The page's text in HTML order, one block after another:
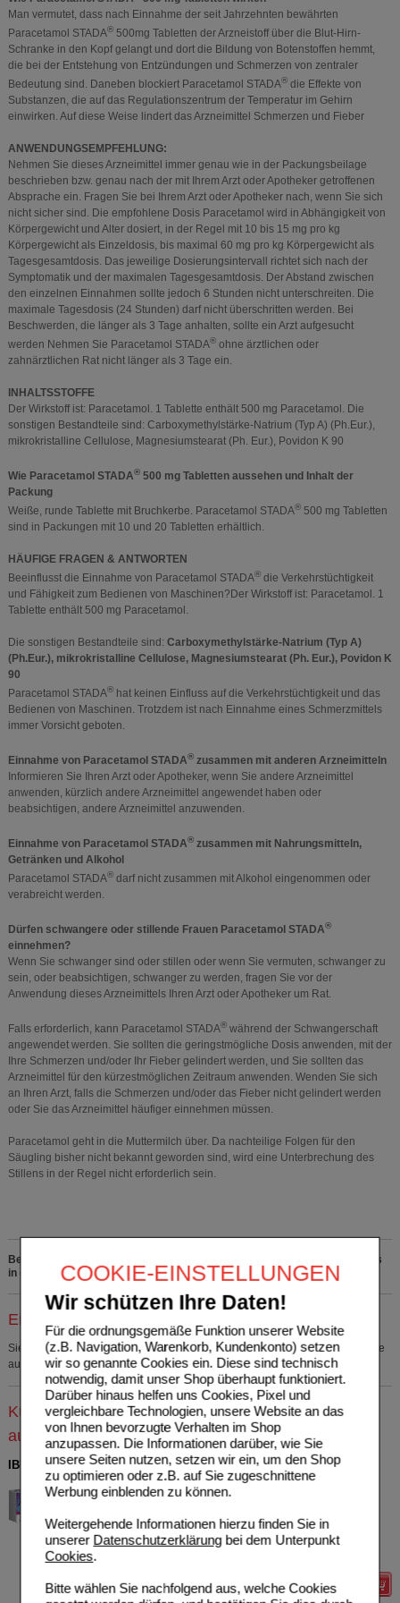
COOKIE-EINSTELLUNGEN
Wir schützen Ihre Daten!
Für die ordnungsgemäße Funktion unserer Website
(z.B. Navigation, Warenkorb, Kundenkonto) setzen
wir so genannte Cookies ein. Diese sind technisch
notwendig, damit unser Shop überhaupt funktioniert.
Darüber hinaus helfen uns Cookies, Pixel und
vergleichbare Technologien, unsere Website an das
von Ihnen bevorzugte Verhalten im Shop
anzupassen. Die Informationen darüber, wie Sie
unsere Seiten nutzen, setzen wir ein, um den Shop
zu optimieren oder z.B. auf Sie zugeschnittene
Werbung einblenden zu können.
Weitergehende Informationen hierzu finden Sie in
unserer Datenschutzerklärungbei dem Unterpunkt
Cookies.
Bitte wählen Sie nachfolgend aus, welche Cookies
Man vermutet, dass nach Einnahme der seit Jahrzehnten bewährten
Paracetamol STADA®500mg Tabletten der Arzneistoff über die Blut-Hirn-
Schranke in den Kopf gelangt und dort die Bildung von Botenstoffen hemmt,
die bei der Entstehung von Entzündungen und Schmerzen von zentraler
Bedeutung sind. Daneben blockiert Paracetamol STADA®die Effekte von
Substanzen, die auf das Regulationszentrum der Temperatur im Gehirn
einwirken. Auf diese Weise lindert das Arzneimittel Schmerzen und Fieber
ANWENDUNGSEMPFEHLUNG:
Nehmen Sie dieses Arzneimittel immer genau wie in der Packungsbeilage
beschrieben bzw. genau nach der mit Ihrem Arzt oder Apotheker getroffenen
Absprache ein. Fragen Sie bei Ihrem Arzt oder Apotheker nach, wenn Sie sich
nicht sicher sind. Die empfohlene Dosis Paracetamol wird in Abhängigkeit von
Körpergewicht und Alter dosiert, in der Regel mit 10 bis 15 mg pro kg
Körpergewicht als Einzeldosis, bis maximal 60 mg pro kg Körpergewicht als
Tagesgesamtdosis. Das jeweilige Dosierungsintervall richtet sich nach der
Symptomatik und der maximalen Tagesgesamtdosis. Der Abstand zwischen
den einzelnen Einnahmen sollte jedoch 6 Stunden nicht unterschreiten. Die
maximale Tagesdosis (24 Stunden) darf nicht überschritten werden. Bei
Beschwerden, die länger als 3 Tage anhalten, sollte ein Arzt aufgesucht
werden Nehmen Sie Paracetamol STADA®ohne ärztlichen oder
zahnärztlichen Rat nicht länger als 3 Tage ein.
INHALTSSTOFFE
Der Wirkstoff ist: Paracetamol. 1 Tablette enthält 500 mg Paracetamol. Die
sonstigen Bestandteile sind: Carboxymethylstärke-Natrium (Typ A) (Ph.Eur.),
mikrokristalline Cellulose, Magnesiumstearat (Ph. Eur.), Povidon K 90
Wie Paracetamol STADA®500 mg Tabletten aussehen und Inhalt der
Packung
Weiße, runde Tablette mit Bruchkerbe. Paracetamol STADA®500 mg Tabletten
sind in Packungen mit 10 und 20 Tabletten erhältlich.
HÄUFIGE FRAGEN & ANTWORTEN
Beeinflusst die Einnahme von Paracetamol STADA®die Verkehrstüchtigkeit
und Fähigkeit zum Bedienen von Maschinen?Der Wirkstoff ist: Paracetamol. 1
Tablette enthält 500 mg Paracetamol.
Die sonstigen Bestandteile sind: Carboxymethylstärke-Natrium (Typ A)
(Ph.Eur.), mikrokristalline Cellulose, Magnesiumstearat (Ph. Eur.), Povidon K
90
Paracetamol STADA®hat keinen Einfluss auf die Verkehrstüchtigkeit und das
Bedienen von Maschinen. Trotzdem ist nach Einnahme eines Schmerzmittels
immer Vorsicht geboten.
Einnahme von Paracetamol STADA®zusammen mit anderen Arzneimitteln
Informieren Sie Ihren Arzt oder Apotheker, wenn Sie andere Arzneimittel
anwenden, kürzlich andere Arzneimittel angewendet haben oder
beabsichtigen, andere Arzneimittel anzuwenden.
Einnahme von Paracetamol STADA®zusammen mit Nahrungsmitteln,
Getränken und Alkohol
Paracetamol STADA®darf nicht zusammen mit Alkohol eingenommen oder
verabreicht werden.
Dürfen schwangere oder stillende Frauen Paracetamol STADA®
einnehmen?
Wenn Sie schwanger sind oder stillen oder wenn Sie vermuten, schwanger zu
sein, oder beabsichtigen, schwanger zu werden, fragen Sie vor der
Anwendung dieses Arzneimittels Ihren Arzt oder Apotheker um Rat.
Falls erforderlich, kann Paracetamol STADA®während der Schwangerschaft
angewendet werden. Sie sollten die geringstmögliche Dosis anwenden, mit der
Ihre Schmerzen und/oder Ihr Fieber gelindert werden, und Sie sollten das
Arzneimittel für den kürzestmöglichen Zeitraum anwenden. Wenden Sie sich
an Ihren Arzt, falls die Schmerzen und/oder das Fieber nicht gelindert werden
oder Sie das Arzneimittel häufiger einnehmen müssen.
Paracetamol geht in die Muttermilch über. Da nachteilige Folgen für den
Säugling bisher nicht bekannt geworden sind, wird eine Unterbrechung des
Stillens in der Regel nicht erforderlich sein.
Bei Schmerzen oder Fieber ohne ärztlichen Rat nicht länger anwenden als
in der Packungsbeilage vorgegeben!
Einkaufsliste auswählen
Sie müssen sich anmelden um den ausgewählten Artikel in eine Einkaufsliste
aufzunehmen.
Kunden, die dieses Produkt gekauft haben, kauften
auch
IBUPROFEN Heumann Schmerztabletten 400 mg
HEUMANN PHARMA GmbH
& Co. Generica KG
07728561
50St Filmtabletten
Unser Preis*
Sie sparen 9,35 €
Details